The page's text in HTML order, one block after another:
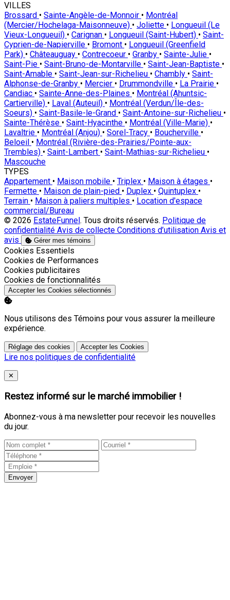
VILLES
Brossard • Sainte-Angèle-de-Monnoir • Montréal
(Mercier/Hochelaga-Maisonneuve) • Joliette • Longueuil (Le
Vieux-Longueuil) • Carignan • Longueuil (Saint-Hubert) • Saint-
Cyprien-de-Napierville • Bromont • Longueuil (Greenfield
Park) • Châteauguay • Contrecoeur • Granby • Sainte-Julie •
Saint-Pie • Saint-Bruno-de-Montarville • Saint-Jean-Baptiste •
Saint-Amable • Saint-Jean-sur-Richelieu • Chambly • Saint-
Alphonse-de-Granby • Mercier • Drummondville • La Prairie •
Candiac • Sainte-Anne-des-Plaines • Montréal (Ahuntsic-
Cartierville) • Laval (Auteuil) • Montréal (Verdun/Île-des-
Soeurs) • Saint-Basile-le-Grand • Saint-Antoine-sur-Richelieu •
Sainte-Thérèse • Saint-Hyacinthe • Montréal (Ville-Marie) •
Lavaltrie • Montréal (Anjou) • Sorel-Tracy • Boucherville •
Beloeil • Montréal (Rivière-des-Prairies/Pointe-aux-
Trembles) • Saint-Lambert • Saint-Mathias-sur-Richelieu •
Mascouche
TYPES
Appartement • Maison mobile • Triplex • Maison à étages •
Fermette • Maison de plain-pied • Duplex • Quintuplex •
Terrain • Maison à paliers multiples • Location d'espace
commercial/Bureau
© 2026 EstateFunnel . Tous droits réservés. Politique de
confidentialité Avis de collecte Conditions d’utilisation Avis et
avis
Gérer mes témoins
Activer
Cookies Essentiels
Activer
Cookies de Performances
Activer
Cookies publicitaires
Activer
Cookies de fonctionnalités
Accepter les Cookies sélectionnés
Nous utilisons des Témoins pour vous assurer la meilleure
expérience.
Réglage des cookies Accepter les Cookies
Lire nos politiques de confidentialité
Close
✕
Restez informé sur le marché immobilier !
Abonnez-vous à ma newsletter pour recevoir les nouvelles
du jour.
Envoyer